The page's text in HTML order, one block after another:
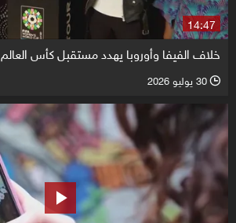
14:47
خلاف الفيفا وأوروبا يهدد مستقبل كأس العالم
l 30 يوليو 2026